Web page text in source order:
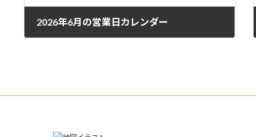
2026年6月の営業日カレンダー